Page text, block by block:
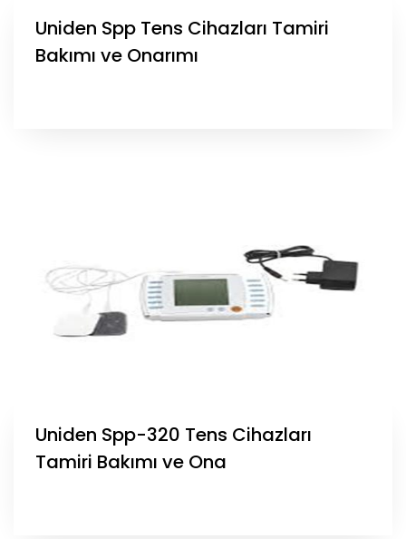
Uniden Spp Tens Cihazları Tamiri
Bakımı ve Onarımı
Uniden Spp-320 Tens Cihazları
Tamiri Bakımı ve Ona